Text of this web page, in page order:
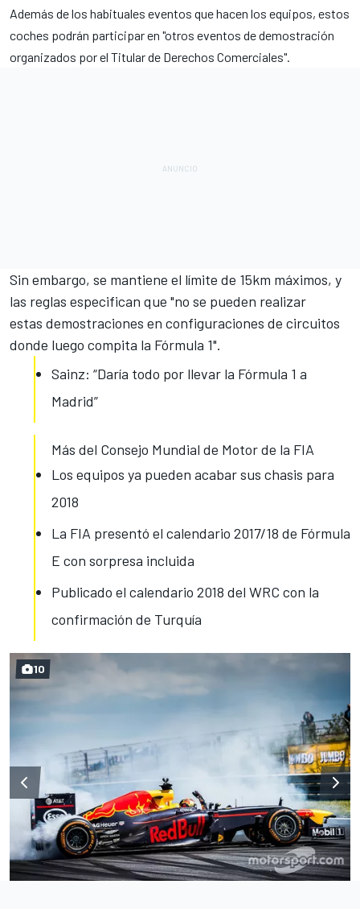
Además de los habituales eventos que hacen los equipos, estos
coches podrán participar en "otros eventos de demostración
organizados por el Titular de Derechos Comerciales".
Sin embargo, se mantiene el límite de 15km máximos, y
las reglas especifican que "no se pueden realizar
estas demostraciones en configuraciones de circuitos
donde luego compita la Fórmula 1".
Sainz: “Daría todo por llevar la Fórmula 1 a
Madrid”
Más del Consejo Mundial de Motor de la FIA
Los equipos ya pueden acabar sus chasis para
2018
La FIA presentó el calendario 2017/18 de Fórmula
E con sorpresa incluida
Publicado el calendario 2018 del WRC con la
confirmación de Turquía
10